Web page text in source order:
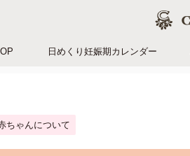
日めくり妊娠期カレンダー
ちゃんについて